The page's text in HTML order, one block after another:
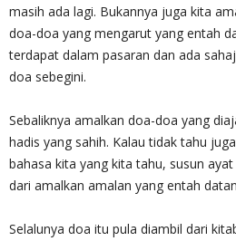
masih ada lagi. Bukannya juga kita
doa-doa yang mengarut yang entah
terdapat dalam pasaran dan ada
doa sebegini.
Sebaliknya amalkan doa-doa yang
hadis yang sahih. Kalau tidak tahu
bahasa kita yang kita tahu, susun
dari amalkan amalan yang entah
Selalunya doa itu pula diambil dari